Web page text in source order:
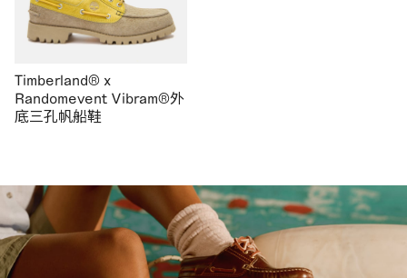
Timberland® x
Randomevent Vibram®外
底三孔帆船鞋